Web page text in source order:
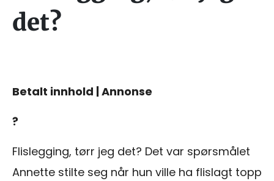
det?
Betalt innhold | Annonse
?
Flislegging, tørr jeg det? Det var spørsmålet
Annette stilte seg når hun ville ha flislagt topp